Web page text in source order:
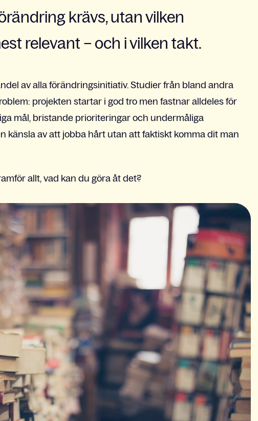
krävs, utan vilken
relevant – och i vilken takt.
av alla förändringsinitiativ. Studier från bland andra
projekten startar i god tro men fastnar alldeles för
mål, bristande prioriteringar och undermåliga
känsla av att jobba hårt utan att faktiskt komma dit man
allt, vad kan du göra åt det?